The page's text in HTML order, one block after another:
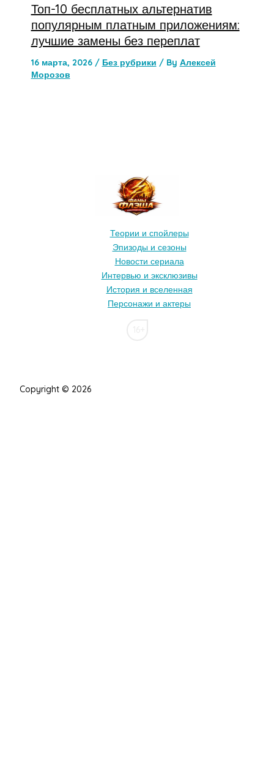
Топ-10 бесплатных альтернатив
популярным платным приложениям:
лучшие замены без переплат
16 марта, 2026 / Без рубрики / By Алексей
Морозов
Теории и спойлеры
Эпизоды и сезоны
Новости сериала
Интервью и эксклюзивы
История и вселенная
Персонажи и актеры
Copyright © 2026